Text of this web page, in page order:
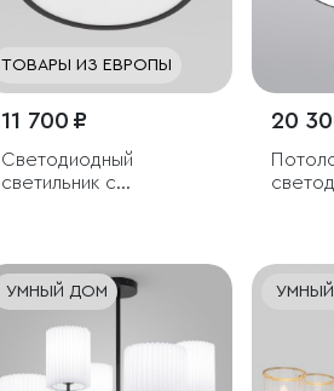
ТОВАРЫ ИЗ ЕВРОПЫ
11 700 ₽
Светодиодный
светильник с
(3000/4000/6000К)
IP54
20
УМНЫЙ ДОМ